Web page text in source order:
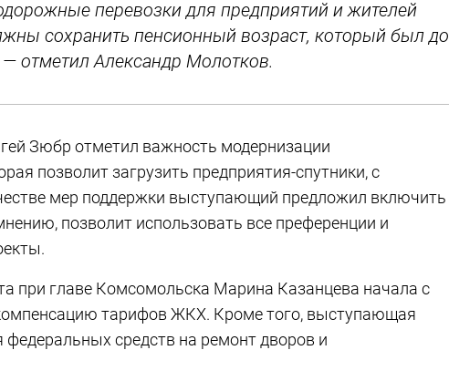
перевозки для предприятий и жителей
сохранить пенсионный возраст, который был до
отметил Александр Молотков.
Зюбр отметил важность модернизации
позволит загрузить предприятия-спутники, с
мер поддержки выступающий предложил включить
позволит использовать все преференции и
при главе Комсомольска Марина Казанцева начала с
тарифов ЖКХ. Кроме того, выступающая
средств на ремонт дворов и